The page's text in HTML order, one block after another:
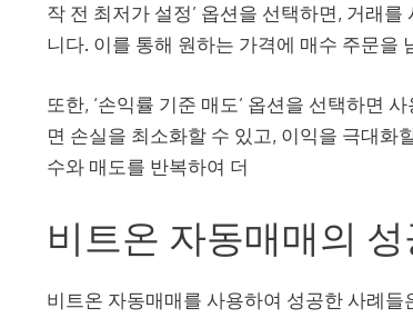
작 전 최저가 설정’ 옵션을 선택하면, 거래
니다. 이를 통해 원하는 가격에 매수 주문을
또한, ‘손익률 기준 매도’ 옵션을 선택하면
면 손실을 최소화할 수 있고, 이익을 극대화
수와 매도를 반복하여 더
비트온 자동매매의
비트온 자동매매를 사용하여 성공한 사례